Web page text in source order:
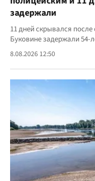
задержали
11 дней скрывался
Буковине задержали 54-
8.08.2026 12:50